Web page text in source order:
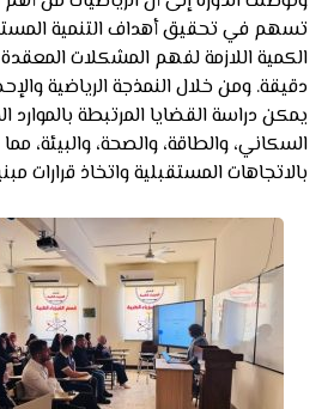
تسهم في تحقيق أهداف التنمية
الكمية اللازمة لفهم المشكلات
دقيقة. ومن خلال النمذجة الرياضية
يمكن دراسة القضايا المرتبطة بالموارد
السكاني، والطاقة، والصحة، والبيئة،
بالاتجاهات المستقبلية واتخاذ